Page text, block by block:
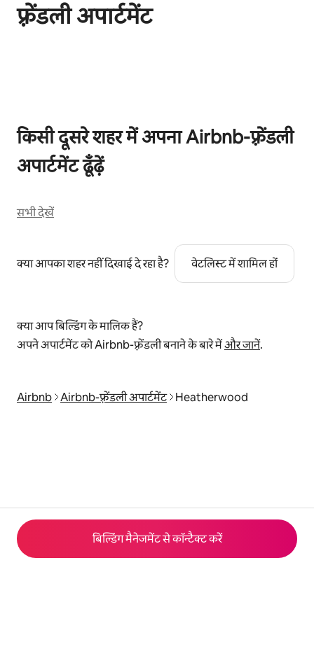
बिल्डिंग मैनेजमेंट से कॉन्टैक्ट करें
फ़्रेंडली अपार्टमेंट
किसी दूसरे शहर में अपना Airbnb-फ़्रेंडली
अपार्टमेंट ढूँढ़ें
सभी देखें
क्या आपका शहर नहीं दिखाई दे रहा है? वेटलिस्ट में शामिल हों
क्या आप बिल्डिंग के मालिक हैं?
अपने अपार्टमेंट को Airbnb-फ़्रेंडली बनाने के बारे मेंऔर जानें.
Airbnb Airbnb-फ़्रेंडली अपार्टमेंट Heatherwood